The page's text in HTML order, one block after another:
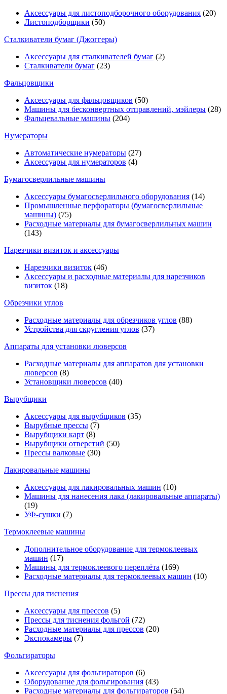
Аксессуары для листоподборочного оборудования (20)
Листоподборщики (50)
Сталкиватели бумаг (Джоггеры)
Аксессуары для сталкивателей бумаг (2)
Сталкиватели бумаг (23)
Фальцовщики
Аксессуары для фальцовщиков (50)
Машины для бесконвертных отправлений, мэйлеры (28)
Фальцевальные машины (204)
Нумераторы
Автоматические нумераторы (27)
Аксессуары для нумераторов (4)
Бумагосверлильные машины
Аксессуары бумагосверлильного оборудования (14)
Промышленные перфораторы (бумагосверлильные
машины) (75)
Расходные материалы для бумагосверлильных машин
(143)
Нарезчики визиток и аксессуары
Нарезчики визиток (46)
Аксессуары и расходные материалы для нарезчиков
визиток (18)
Обрезчики углов
Расходные материалы для обрезчиков углов (88)
Устройства для скругления углов (37)
Аппараты для установки люверсов
Расходные материалы для аппаратов для установки
люверсов (8)
Установщики люверсов (40)
Вырубщики
Аксессуары для вырубщиков (35)
Вырубные прессы (7)
Вырубщики карт (8)
Вырубщики отверстий (50)
Прессы валковые (30)
Лакировальные машины
Аксессуары для лакировальных машин (10)
Машины для нанесения лака (лакировальные аппараты)
(19)
УФ-сушки (7)
Термоклеевые машины
Дополнительное оборудование для термоклеевых
машин (17)
Машины для термоклеевого переплёта (169)
Расходные материалы для термоклеевых машин (10)
Прессы для тиснения
Аксессуары для прессов (5)
Прессы для тиснения фольгой (72)
Расходные материалы для прессов (20)
Экспокамеры (7)
Фольгираторы
Аксессуары для фольгираторов (6)
Оборудование для фольгирования (43)
Расходные материалы для фольгираторов (54)